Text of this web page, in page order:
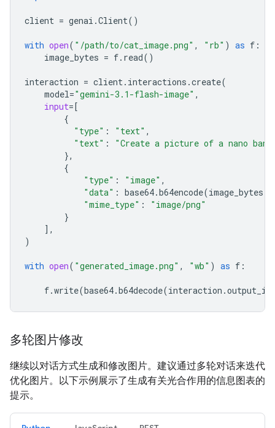
client = genai .Client()
with open( "/path/to/cat_image.png" , "rb" ) as f :
image_bytes = f. read()
interaction = client. interactions .create(
model="gemini-3.1-flash-image" ,
input=[
{
"type" : "text" ,
"text" :
"Create a picture of a nano
},
{
"type" : "image" ,
"data" : base64.b64encode(image_bytes
"mime_type" :
"image/png"
}
],
)
with open( "generated_image.png" , "wb" ) as f :
f.write(base64.b64decode(interaction .
多轮图片修改
继续以对话方式生成和修改图片。建议通过多轮对话来迭代
优化图片。以下示例展示了生成有关光合作用的信息图表的
提示。